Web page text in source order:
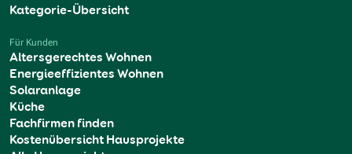
Kategorie-Übersicht
Für Kunden
Altersgerechtes Wohnen
Energieeffizientes Wohnen
Solaranlage
Küche
Fachfirmen finden
Kostenübersicht Hausprojekte